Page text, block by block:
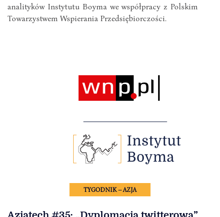
analityków Instytutu Boyma we współpracy z Polskim
Towarzystwem Wspierania Przedsiębiorczości.
TYGODNIK – AZJA